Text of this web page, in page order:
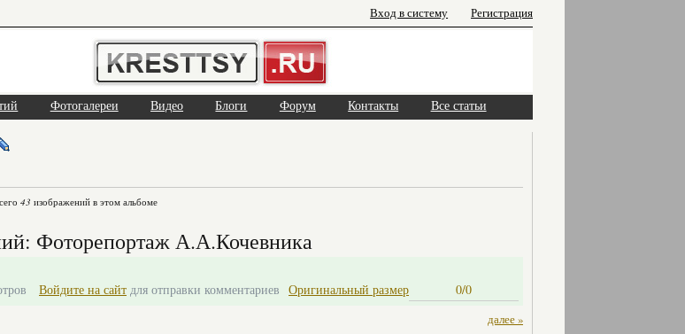
Вход в систему Регистрация
Фотогалереи Видео Блоги Форум Контакты Все статьи
43 изображений в этом альбоме
Фоторепортаж А.А.Кочевника
0/0
Войдите на сайт для отправки комментариев Оригинальный размер
далее »